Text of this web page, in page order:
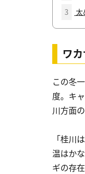
3
太
ワ
この冬
度。キ
川方面
「桂川
温はか
ギの存